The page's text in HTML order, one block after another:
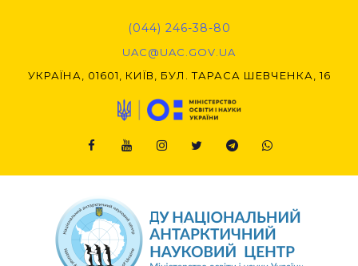
(044) 246-38-80
UAC@UAC.GOV.UA​​
УКРАЇНА, 01601, КИЇВ, БУЛ. ТАРАСА ШЕВЧЕНКА, 16